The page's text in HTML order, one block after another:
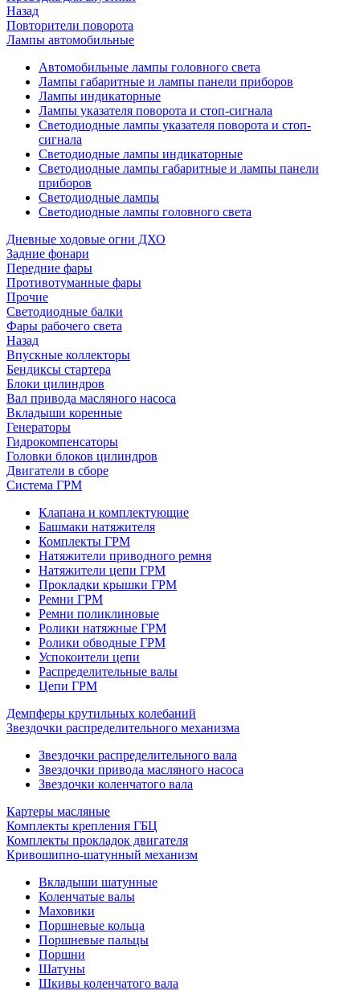
Назад
Повторители поворота
Лампы автомобильные
Автомобильные лампы головного света
Лампы габаритные и лампы панели приборов
Лампы индикаторные
Лампы указателя поворота и стоп-сигнала
Светодиодные лампы указателя поворота и стоп-
сигнала
Светодиодные лампы индикаторные
Светодиодные лампы габаритные и лампы панели
приборов
Светодиодные лампы
Светодиодные лампы головного света
Дневные ходовые огни ДХО
Задние фонари
Передние фары
Противотуманные фары
Прочие
Светодиодные балки
Фары рабочего света
Назад
Впускные коллекторы
Бендиксы стартера
Блоки цилиндров
Вал привода масляного насоса
Вкладыши коренные
Генераторы
Гидрокомпенсаторы
Головки блоков цилиндров
Двигатели в сборе
Система ГРМ
Клапана и комплектующие
Башмаки натяжителя
Комплекты ГРМ
Натяжители приводного ремня
Натяжители цепи ГРМ
Прокладки крышки ГРМ
Ремни ГРМ
Ремни поликлиновые
Ролики натяжные ГРМ
Ролики обводные ГРМ
Успокоители цепи
Распределительные валы
Цепи ГРМ
Демпферы крутильных колебаний
Звездочки распределительного механизма
Звездочки распределительного вала
Звездочки привода масляного насоса
Звездочки коленчатого вала
Картеры масляные
Комплекты крепления ГБЦ
Комплекты прокладок двигателя
Кривошипно-шатунный механизм
Вкладыши шатунные
Коленчатые валы
Маховики
Поршневые кольца
Поршневые пальцы
Поршни
Шатуны
Шкивы коленчатого вала